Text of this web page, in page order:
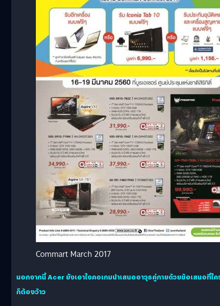
Commart March 2017
นอกจากนี้ Acer ยังเอาใจคอเกมนำเสนออาวุธคู่กายด้วยข้อเสนอที่ใค
ก็ต้องว้าว